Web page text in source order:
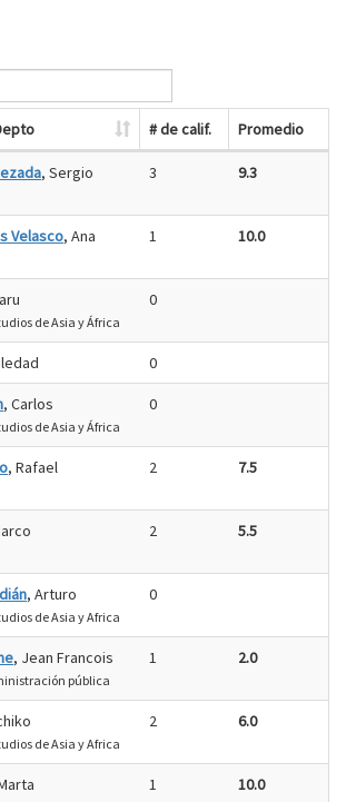
# de calif. Promedio
, Sergio 3 9.3
Velasco, Ana 1 10.0
de Asia y África
0
0
, Carlos
de Asia y África
0
, Rafael 2 7.5
2 5.5
, Arturo
de Asia y Africa
0
, Jean Francois
pública
1 2.0
de Asia y Africa
2 6.0
1 10.0